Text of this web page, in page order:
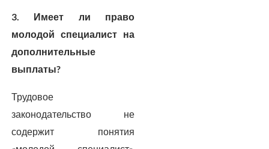
3. Имеет ли право
молодой специалист на
дополнительные
выплаты?
Трудовое
законодательство не
содержит понятия